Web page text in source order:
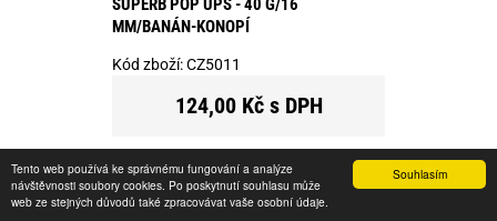
Souhlasím
Tento web používá ke správnému fungování a analýze
návštěvnosti soubory cookies. Po poskytnutí souhlasu může
web ze stejných důvodů také zpracovávat vaše osobní údaje.
SUPERB POP UPS - 40 G/16
MM/BANÁN-KONOPÍ
Kód zboží:CZ5011
124,00 Kč s DPH
ks KOUPIT